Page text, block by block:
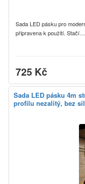
Sada LED pásku pro
připravena k použití. Stačí…
725 Kč
Sada LED pásku 4m
profilu nezalitý, bez